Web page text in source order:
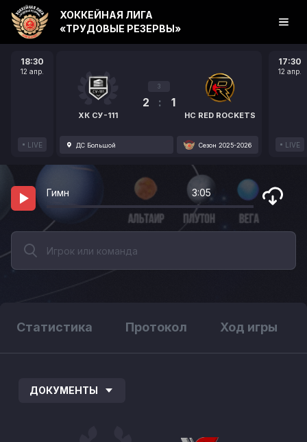
18:30
12 апр.
LIVE
ХК СУ-111
3
2 : 1
HC RED ROCKETS
ДС Большой Сезон 2025-2026
17:30
12 апр.
LIVE
ХОККЕЙНАЯ ЛИГА
«ТРУДОВЫЕ РЕЗЕРВЫ»
Гимн 3:05
Статистика Протокол Ход игры
ДОКУМЕНТЫ